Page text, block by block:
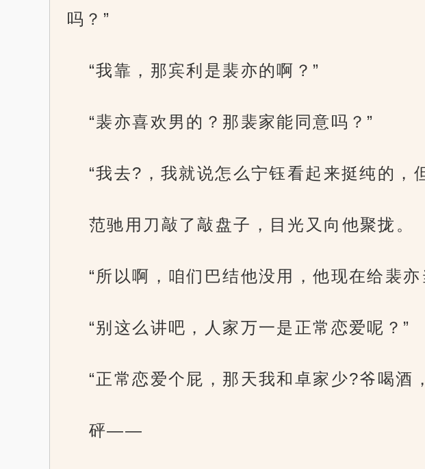
吗？”
“我靠，那宾利是裴亦的啊？”
“裴亦喜欢男的？那裴家能同意吗？”
“我去?，我就说怎么宁钰看起来挺纯的
范驰用刀敲了敲盘子，目光又向他聚拢。
“所以啊，咱们巴结他没用，他现在给裴
“别这么讲吧，人家万一是正常恋爱呢？”
“正常恋爱个屁，那天我和卓家少?爷喝
砰——